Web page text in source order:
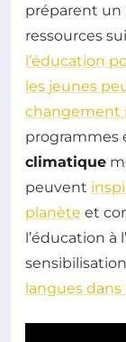
préparent un
ressources
l’éducation
les jeunes
changement
programmes
climatique
peuvent
planète et
l’éducation à
langues dans